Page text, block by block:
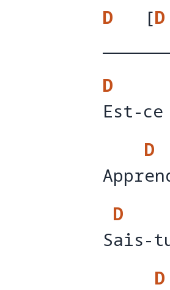
G
D [D
G
D
E
Est-
Appr
D
e
S
D
a
Sais-
D